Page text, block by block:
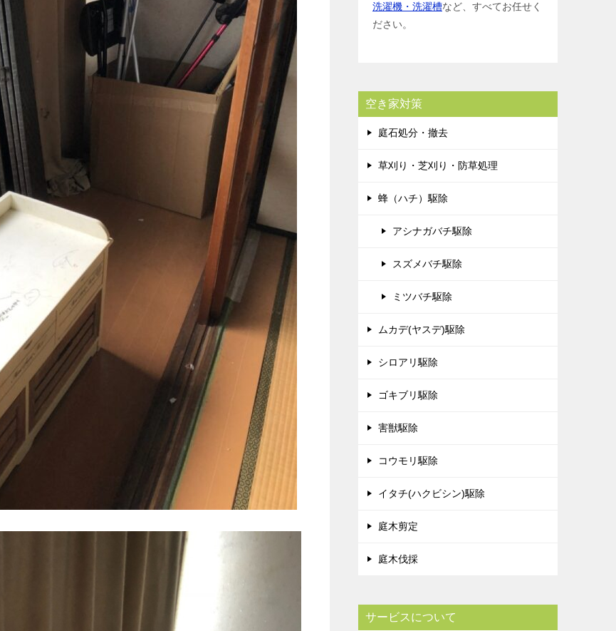
洗濯機・洗濯槽など、すべてお任せく
ださい。
空き家対策
庭石処分・撤去
草刈り・芝刈り・防草処理
蜂（ハチ）駆除
アシナガバチ駆除
スズメバチ駆除
ミツバチ駆除
ムカデ(ヤスデ)駆除
シロアリ駆除
ゴキブリ駆除
害獣駆除
コウモリ駆除
イタチ(ハクビシン)駆除
庭木剪定
庭木伐採
サービスについて